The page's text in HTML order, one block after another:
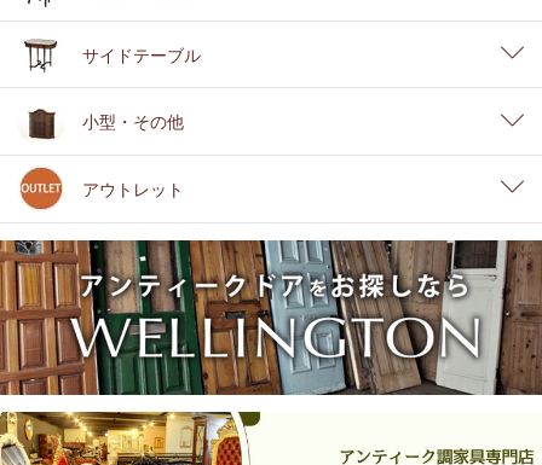
サイドテーブル
小型・その他
アウトレット